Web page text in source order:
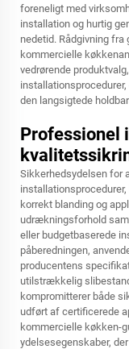
foreneligt med
installation og hurtig
nedetid. Rådgivning
kommercielle
vedrørende
den langsigtede
Professionel
Sikkerhedsydelsen for
korrekt blanding og
udrækningsforhold
eller budgetbaserede
påberedningen,
producentens
utilstrækkelig
kompromitterer både
udført af certificerede
kommercielle køkken-
ydelsesegenskaber,